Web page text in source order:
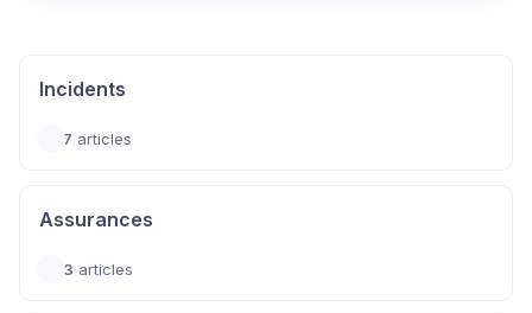
Incidents
7 articles
Assurances
3 articles